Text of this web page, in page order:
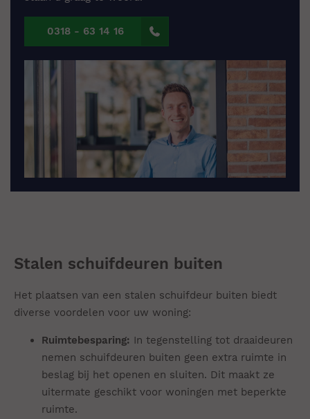
0318 - 63 14 16
Stalen schuifdeuren buiten
Het plaatsen van een stalen schuifdeur buiten biedt
diverse voordelen voor uw woning:
Ruimtebesparing: In tegenstelling tot draaideuren
nemen schuifdeuren buiten geen extra ruimte in
beslag bij het openen en sluiten. Dit maakt ze
uitermate geschikt voor woningen met beperkte
ruimte.